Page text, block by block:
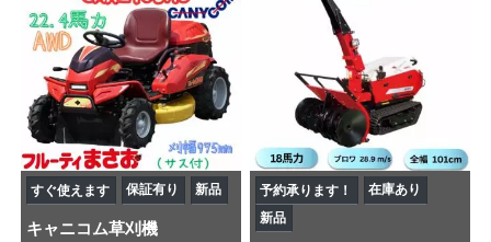
すぐ使えます 保証有り 新品
キャニコム草刈機
予約承ります！
在庫あり
新品